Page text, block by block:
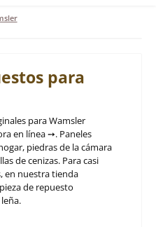
para
para Wamsler
en línea ➙. Paneles
piedras de la cámara
de cenizas. Para casi
en nuestra tienda
de repuesto